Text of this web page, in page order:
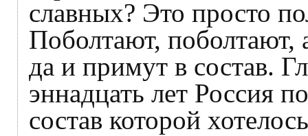
славных? Это просто
Поболтают, поболтают,
да и примут в состав.
эннадцать лет Россия
состав которой